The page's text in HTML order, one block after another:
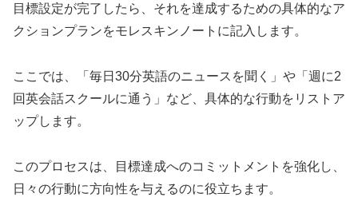
目標設定が完了したら、それを達成するための具体的なア
クションプランをモレスキンノートに記入します。
ここでは、「毎日30分英語のニュースを聞く」や「週に2
回英会話スクールに通う」など、具体的な行動をリストア
ップします。
このプロセスは、目標達成へのコミットメントを強化し、
日々の行動に方向性を与えるのに役立ちます。